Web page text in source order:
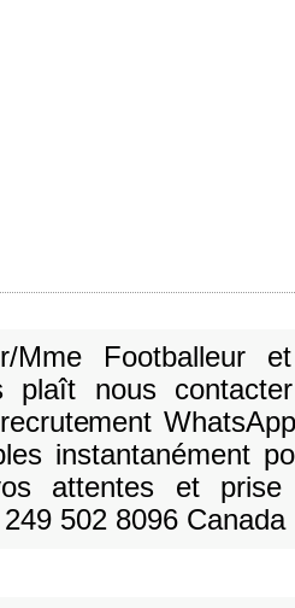
Mme Footballeur
plaît nous
instantanément
attentes et
502 8096